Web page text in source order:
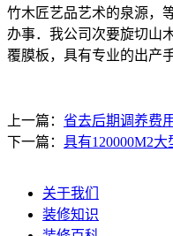
竹木匠艺品艺术的泉源，
办事．我公司次要旋切山
覆膜板，具有专业的出产
上一篇： 省去后期调养费用
下一篇： 具有120000M2大
关于我们
装修知识